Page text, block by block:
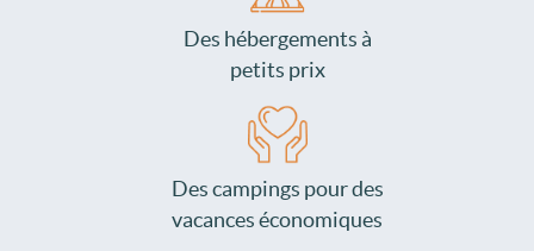
Des hébergements à
petits prix
Des campings pour des
vacances économiques